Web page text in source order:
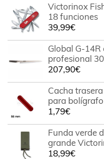
Victorinox
18 funciones
39,99€
Global G-
profesional
207,90€
Cacha
para
1,79€
Funda verde
grande
18,99€